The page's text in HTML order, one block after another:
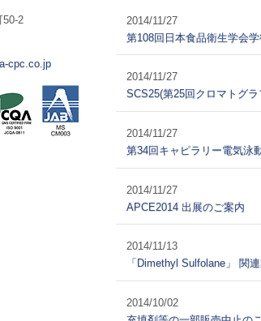
50-2
cpc.co.jp
2014/11/27
第108回日本食品衛生学会
2014/11/27
SCS25(第25回クロマトグ
2014/11/27
第34回キャピラリー電気泳
2014/11/27
APCE2014 出展のご案内
2014/11/13
「Dimethyl Sulfolane」 関
2014/10/02